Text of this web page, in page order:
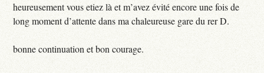
heureusement vous etiez là et m’avez évité encore une fois de
long moment d’attente dans ma chaleureuse gare du rer D.
bonne continuation et bon courage.